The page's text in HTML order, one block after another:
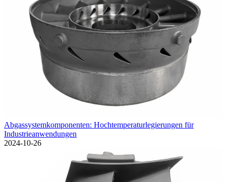
Abgassystemkomponenten: Hochtemperaturlegierungen für
Industrieanwendungen
2024-10-26